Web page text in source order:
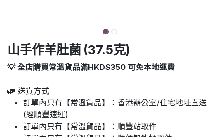
山手作羊肚菌 (37.5克)
💡 全店購買常溫貨品滿HKD$350 可免本地運費
🚛 送貨方式
訂單內只有【常溫貨品】：香港辦公室/住宅地址直送
(經順豐速運)
訂單內只有【常溫貨品】：順豐站取件